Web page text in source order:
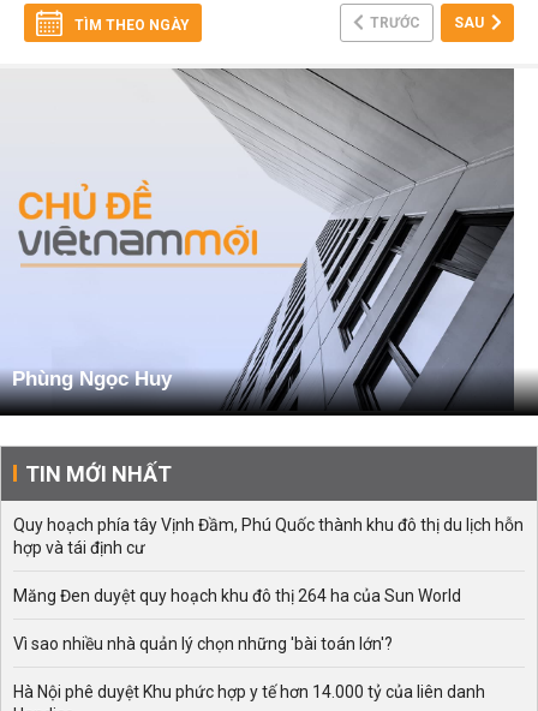
TÌM THEO NGÀY TRƯỚC SAU
Phùng Ngọc Huy
TIN MỚI NHẤT
Quy hoạch phía tây Vịnh Đầm, Phú Quốc thành khu đô thị du lịch hỗn
hợp và tái định cư
Măng Đen duyệt quy hoạch khu đô thị 264 ha của Sun World
Vì sao nhiều nhà quản lý chọn những 'bài toán lớn'?
Hà Nội phê duyệt Khu phức hợp y tế hơn 14.000 tỷ của liên danh